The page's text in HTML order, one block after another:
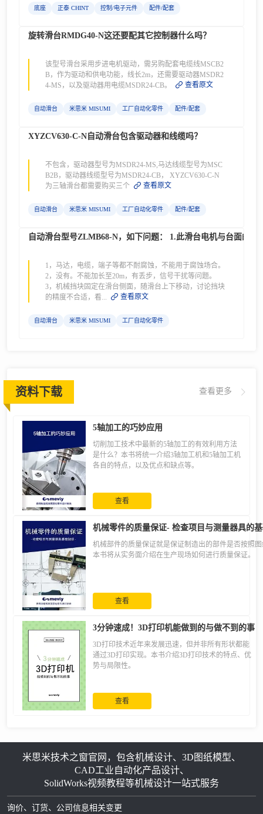
底座 正泰 CHINT 控制/电子元件 配件/配套
旋转滑台RMDG40-N这还要配其它控制器什么吗？
该型号滑台采用步进电机驱动，需另购配套电缆线MSCB2
B，作为驱动和供电功能，线长2m，还需要驱动器MSDR2
4-MS，以及驱动器用电缆MSDR24-CB。
查看原文
自动滑台 米思米 MISUMI 工厂自动化零件 配件/配套
XYZCV630-C-N自动滑台包含驱动器和线缆吗？
不包含，驱动器型号为MSDR24-MS,马达线缆型号为MSC
B2B，驱动器线缆型号为MSDR24-CB， XYZCV630-C-N
为三轴滑台都需要购买三个
查看原文
自动滑台 米思米 MISUMI 工厂自动化零件 配件/配套
自动滑台型号ZLMB68-N，如下问题： 1.此滑台电机与台面的
1，马达，电缆，端子等都不耐腐蚀，不能用于腐蚀场合。
2，没有。不能加长至20m，有丢步，信号干扰等问题。
3，机械挡块固定在滑台侧面，随滑台上下移动，讨论挡块
的精度不合适，看...
查看原文
自动滑台 米思米 MISUMI 工厂自动化零件
资料下载 查看更多
5轴加工的巧妙应用
切削加工技术中最新的5轴加工的有效利用方法
是什么？本书将统一介绍3轴加工机和5轴加工机
各自的特点，以及优点和缺点等。
查看
机械零件的质量保证- 检查项目与测量器具的
机械部件的质量保证就是保证制造出的部件是否按照
本书将从实务面介绍在生产现场如何进行质量保证。
查看
3分钟速成！3D打印机能做到的与做不到的事
3D打印技术近年来发展迅速，但并非所有形状都能
通过3D打印实现。本书介绍3D打印技术的特点、优
势与局限性。
查看
米思米技术之窗官网，包含机械设计、3D图纸模型、
CAD工业自动化产品设计、
SolidWorks视频教程等机械设计一站式服务
询价、订货、公司信息相关变更